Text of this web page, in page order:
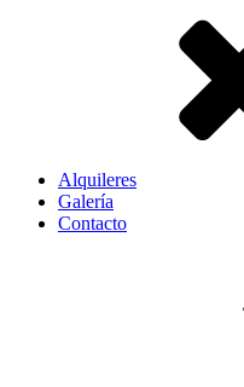
Alquileres
Galería
Contacto